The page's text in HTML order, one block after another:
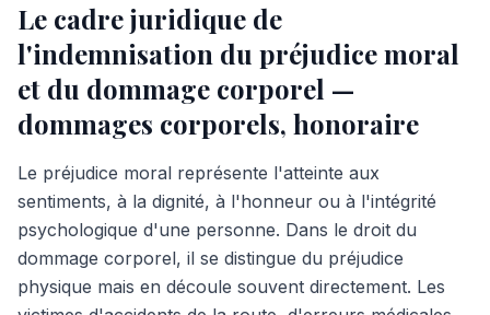
Le cadre juridique de
l'indemnisation du préjudice moral
et du dommage corporel —
dommages corporels, honoraire
Le préjudice moral représente l'atteinte aux
sentiments, à la dignité, à l'honneur ou à l'intégrité
psychologique d'une personne. Dans le droit du
dommage corporel, il se distingue du préjudice
physique mais en découle souvent directement. Les